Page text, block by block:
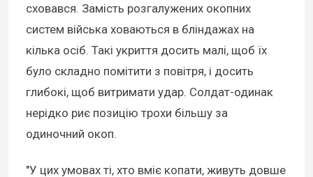
сховався. Замість розгалужених окопних
систем війська ховаються в бліндажах на
кілька осіб. Такі укриття досить малі, щоб їх
було складно помітити з повітря, і досить
глибокі, щоб витримати удар. Солдат-одинак
нерідко риє позицію трохи більшу за
одиночний окоп.
"У цих умовах ті, хто вміє копати, живуть довше